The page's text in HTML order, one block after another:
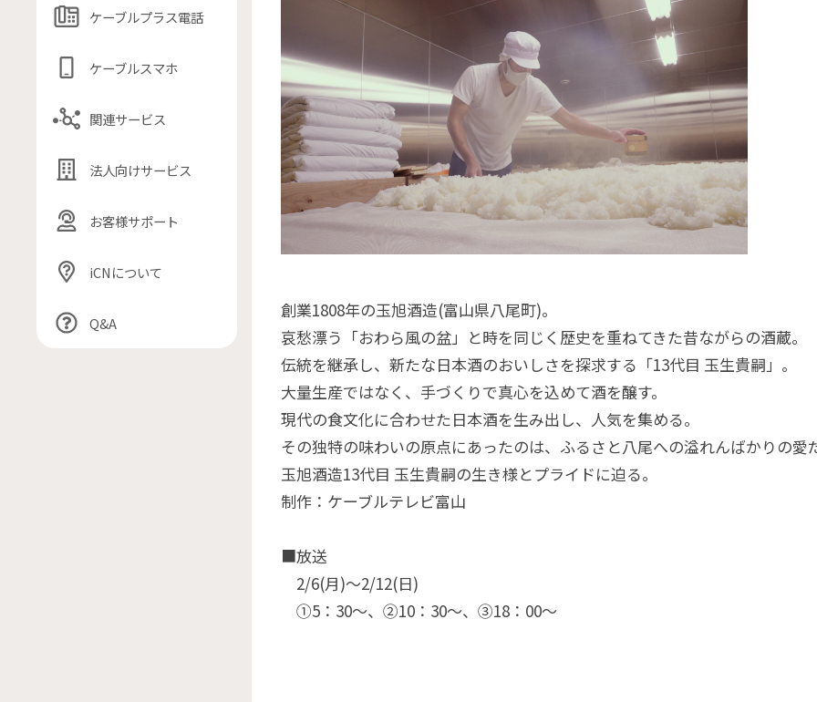
ケーブルプラス電話
ケーブルスマホ
関連サービス
法人向けサービス
お客様サポート
iCNについて
Q&A
創業1808年の玉旭酒造(富山県八尾町)。
哀愁漂う「おわら風の盆」と時を同じく歴史を重ねてきた昔ながらの酒蔵。
伝統を継承し、新たな日本酒のおいしさを探求する「13代目 玉生貴嗣」。
大量生産ではなく、手づくりで真心を込めて酒を醸す。
現代の食文化に合わせた日本酒を生み出し、人気を集める。
その独特の味わいの原点にあったのは、ふるさと八尾への溢れんばかりの愛
玉旭酒造13代目 玉生貴嗣の生き様とプライドに迫る。
制作：ケーブルテレビ富山
■放送
2/6(月)〜2/12(日)
①5：30〜、②10：30〜、③18：00〜